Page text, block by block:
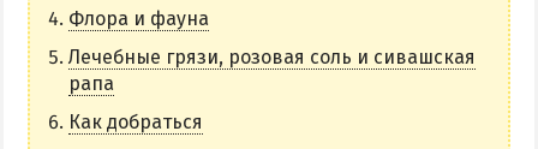
Обзор Стрелкового
Все базы отдыха в Стрелковом
Веб-камеры Стрелкового
Карта Стрелкового
Флора и фауна
Лечебные грязи, розовая соль и сивашская
рапа
Как добраться